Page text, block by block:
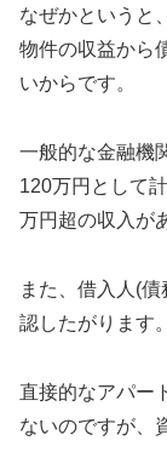
なぜかというと
物件の収益から
いからです。
一般的な金融機
120万円として
万円超の収入が
また、借入人(
認したがります。
直接的なアパー
ないのですが、